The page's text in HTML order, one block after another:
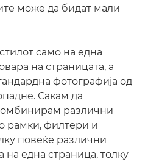
може да бидат мали
само на една
на страницата, а
фотографија од
Сакам да
различни
рамки, филтери и
повеќе различни
на една страница, толку